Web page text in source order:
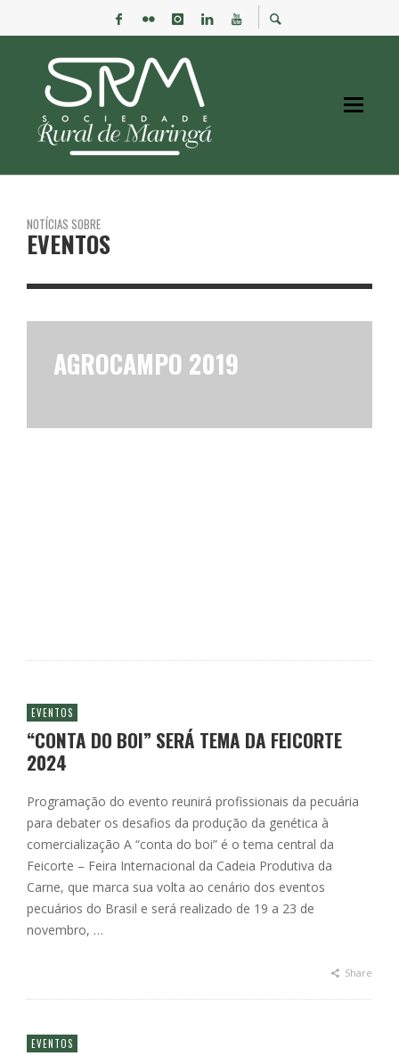
NOTÍCIAS SOBRE
EVENTOS
AGROCAMPO 2019
EVENTOS
“CONTA DO BOI” SERÁ TEMA DA FEICORTE
2024
Programação do evento reunirá profissionais da pecuária
para debater os desafios da produção da genética à
comercialização A “conta do boi” é o tema central da
Feicorte – Feira Internacional da Cadeia Produtiva da
Carne, que marca sua volta ao cenário dos eventos
pecuários do Brasil e será realizado de 19 a 23 de
novembro, …
Share
EVENTOS